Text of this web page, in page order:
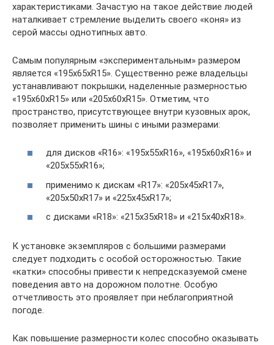
характеристиками. Зачастую на такое действие людей
наталкивает стремление выделить своего «коня» из
серой массы однотипных авто.
Самым популярным «экспериментальным» размером
является «195х65хR15». Существенно реже владельцы
устанавливают покрышки, наделенные размерностью
«195х60хR15» или «205х60хR15». Отметим, что
пространство, присутствующее внутри кузовных арок,
позволяет применить шины с иными размерами:
для дисков «R16»: «195х55хR16», «195х60хR16» и
«205х55хR16»;
применимо к дискам «R17»: «205х45хR17»,
«205х50хR17» и «225х45хR17»;
с дисками «R18»: «215х35хR18» и «215х40хR18».
К установке экземпляров с большими размерами
следует подходить с особой осторожностью. Такие
«катки» способны привести к непредсказуемой смене
поведения авто на дорожном полотне. Особую
отчетливость это проявляет при неблагоприятной
погоде.
Как повышение размерности колес способно оказывать